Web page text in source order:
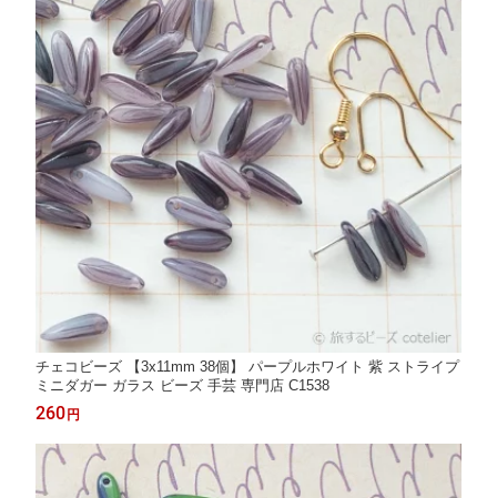
チェコビーズ 【3x11mm 38個】 パープルホワイト 紫 ストライプ
ミニダガー ガラス ビーズ 手芸 専門店 C1538
260 円